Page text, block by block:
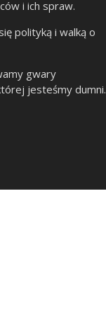
i ich spraw.
polityką i walką o
gwary
jesteśmy dumni.